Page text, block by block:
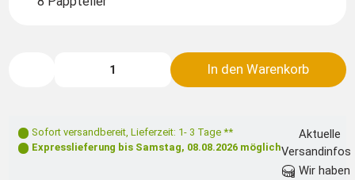
In den Warenkorb
Sofort versandbereit, Lieferzeit: 1- 3 Tage **
Expresslieferung bis Samstag, 08.08.2026 möglich
Aktuelle
Versandinfos